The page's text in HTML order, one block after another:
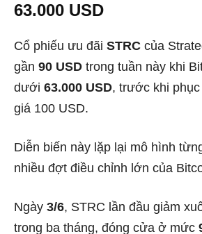
63.000 USD
Cổ phiếu ưu đãi STRC của
gần 90 USD trong tuần này khi
dưới 63.000 USD, trước khi
giá 100 USD.
Diễn biến này lặp lại mô hình
nhiều đợt điều chỉnh lớn của
Ngày 3/6, STRC lần đầu giảm
trong ba tháng, đóng cửa ở mức